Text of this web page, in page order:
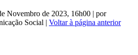
Novembro de 2023, 16h00 | por
Social | Voltar à página anterior